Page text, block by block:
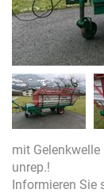
mit Gelenkwelle
unrep.!
Informieren Sie